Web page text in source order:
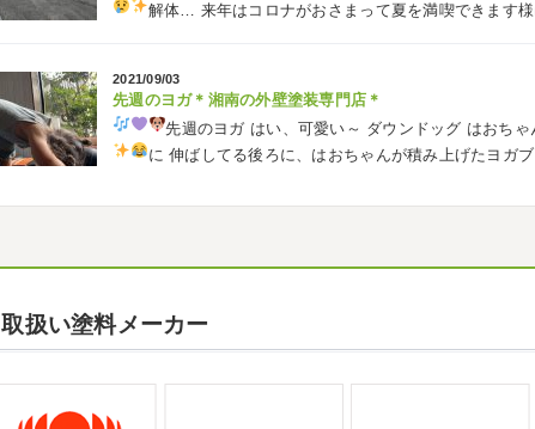
公園で自転車の練習に行ってきました今まではキックボ
2026/02/26
3連休＊横浜・藤沢・寒川・茅ヶ崎・小田原外壁塗装専
こんにちは♡ 今週は3連休明けからのスタートでしたね!!
ご無沙汰しております
川でも雪が降りましたね近所の公園も雪が積もってい
解体… 来年はコロナがおさまって夏を満喫できます
2021/09/03
先週のヨガ＊湘南の外壁塗装専門店＊
先週のヨガはい、可愛い～ ダウンドッグ はおちゃ
に 伸ばしてる後ろに、はおちゃんが積み上げたヨガ
大量発生!!!＊湘南の外壁塗装専門店＊
日曜日はちょっと寒かったです
ていたのですが、次の日に 身体中が痒い!! チンクイが大
2021/08/16
取扱い塗料メーカー